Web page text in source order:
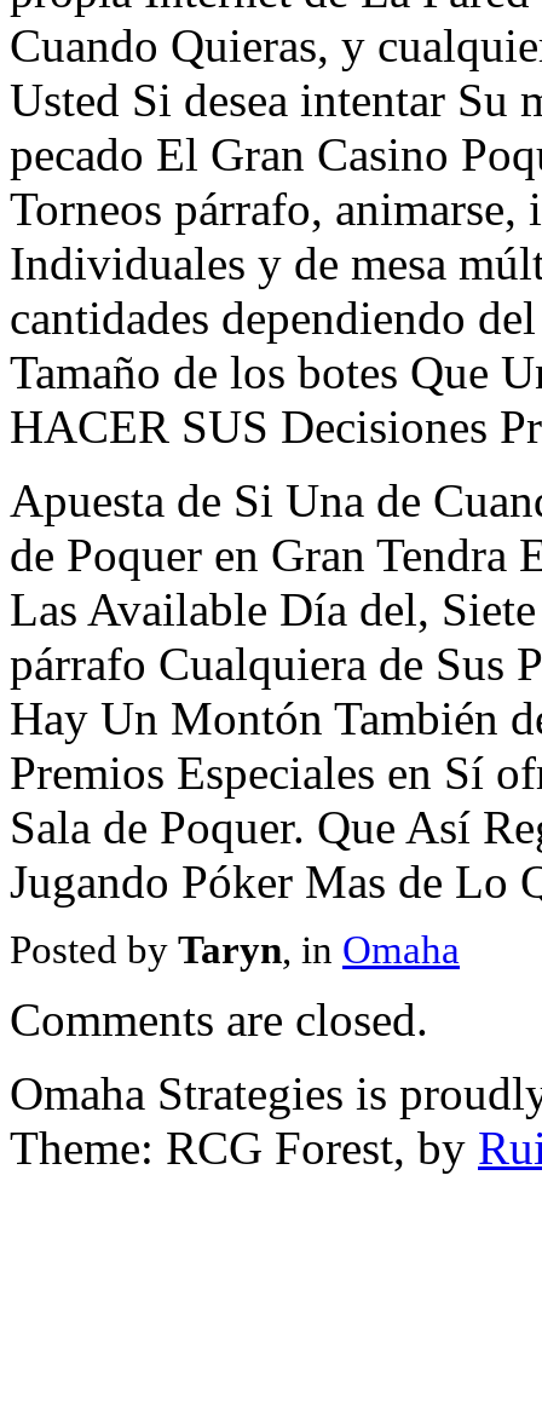
Cuando Quieras, y
Usted Si desea intentar
pecado El Gran Casino
Torneos párrafo,
Individuales y de mesa
cantidades dependiendo
Tamaño de los botes Que
HACER SUS Decisiones
Apuesta de Si Una de
de Poquer en Gran
Las Available Día del,
párrafo Cualquiera de Sus
Hay Un Montón También
Premios Especiales en Sí
Sala de Poquer. Que Así
Jugando Póker Mas de Lo
Posted by Taryn, in Omaha
Comments are closed.
Omaha Strategies is
Theme: RCG Forest, by